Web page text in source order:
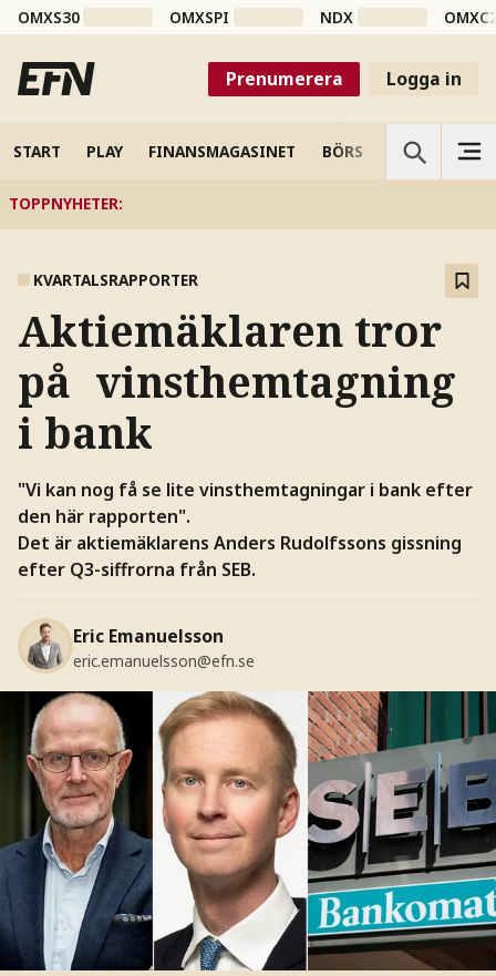
OMXS30 OMXSPI NDX
Prenumerera Logga in
START PLAY FINANSMAGASINET BÖRS VETENSKAP
TOPPNYHETER:
KVARTALSRAPPORTER
Aktiemäklaren tror
på vinsthemtagning
i bank
"Vi kan nog få se lite vinsthemtagningar i bank efter
den här rapporten".
Det är aktiemäklarens Anders Rudolfssons gissning
efter Q3-siffrorna från SEB.
Eric Emanuelsson
eric.emanuelsson@efn.se